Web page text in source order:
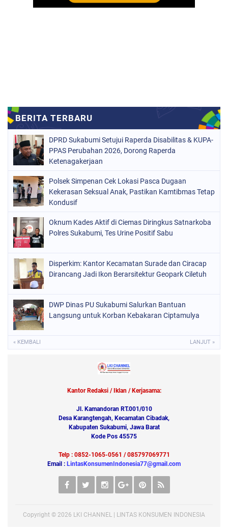
DPRD Sukabumi Setujui Raperda Disabilitas & KUPA-
PPAS Perubahan 2026, Dorong Raperda
Ketenagakerjaan
Polsek Simpenan Cek Lokasi Pasca Dugaan
Kekerasan Seksual Anak, Pastikan Kamtibmas Tetap
Kondusif
Oknum Kades Aktif di Ciemas Diringkus Satnarkoba
Polres Sukabumi, Tes Urine Positif Sabu
Disperkim: Kantor Kecamatan Surade dan Ciracap
Dirancang Jadi Ikon Berarsitektur Geopark Ciletuh
DWP Dinas PU Sukabumi Salurkan Bantuan
Langsung untuk Korban Kebakaran Ciptamulya
« KEMBALI LANJUT »
Kantor Redaksi / Iklan / Kerjasama:
Jl. Kamandoran RT.001/010
Desa Karangtengah, Kecamatan Cibadak,
Kabupaten Sukabumi, Jawa Barat
Kode Pos 45575
Telp : 0852-1065-0561 / 085797069771
Email : LintasKonsumenIndonesia77@gmail.com
Copyright © 2026 LKI CHANNEL | LINTAS KONSUMEN INDONESIA